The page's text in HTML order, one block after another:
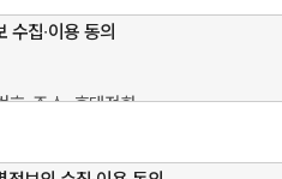
빠른 예약상담
진